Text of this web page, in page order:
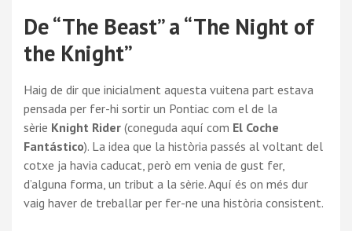
De “The Beast” a “The Night of
the Knight”
Haig de dir que inicialment aquesta vuitena part estava
pensada per fer-hi sortir un Pontiac com el de la
sèrie Knight Rider (coneguda aquí com El Coche
Fantástico). La idea que la història passés al voltant del
cotxe ja havia caducat, però em venia de gust fer,
d’alguna forma, un tribut a la sèrie. Aquí és on més dur
vaig haver de treballar per fer-ne una història consistent.